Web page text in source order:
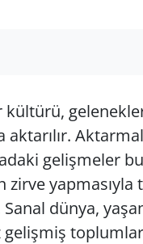
gelişmeler
zirve
dünya,